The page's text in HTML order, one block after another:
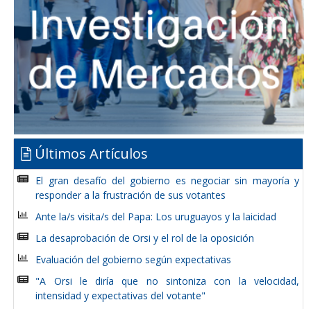
Últimos Artículos
El gran desafío del gobierno es negociar sin mayoría y
responder a la frustración de sus votantes
Ante la/s visita/s del Papa: Los uruguayos y la laicidad
La desaprobación de Orsi y el rol de la oposición
Evaluación del gobierno según expectativas
"A Orsi le diría que no sintoniza con la velocidad,
intensidad y expectativas del votante"